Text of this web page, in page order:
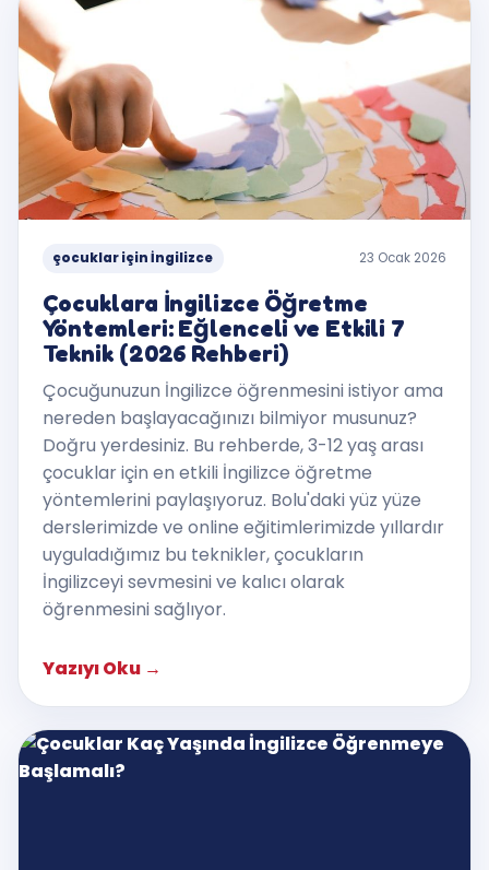
çocuklar için İngilizce 23 Ocak 2026
Çocuklara İngilizce Öğretme
Yöntemleri: Eğlenceli ve Etkili 7
Teknik (2026 Rehberi)
Çocuğunuzun İngilizce öğrenmesini istiyor ama
nereden başlayacağınızı bilmiyor musunuz?
Doğru yerdesiniz. Bu rehberde, 3-12 yaş arası
çocuklar için en etkili İngilizce öğretme
yöntemlerini paylaşıyoruz. Bolu'daki yüz yüze
derslerimizde ve online eğitimlerimizde yıllardır
uyguladığımız bu teknikler, çocukların
İngilizceyi sevmesini ve kalıcı olarak
öğrenmesini sağlıyor.
Yazıyı Oku →